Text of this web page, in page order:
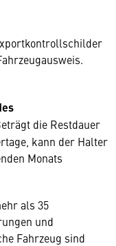
die Restdauer
kann der Halter
Monats
als 35
und
Fahrzeug sind